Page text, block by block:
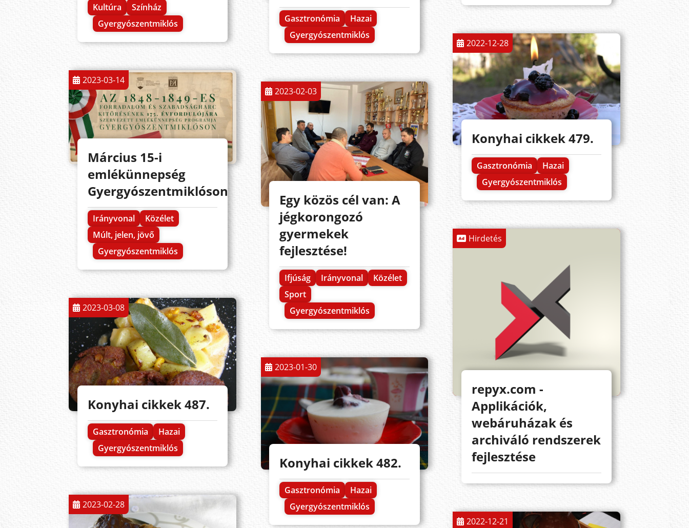
Kultúra
Színház
Gyergyószentmiklós
2023-03-14
Március 15-i
emlékünnepség
Gyergyószentmiklóson
Irányvonal
Közélet
Múlt, jelen, jövő
Gyergyószentmiklós
2023-03-08
Konyhai cikkek 487.
Gasztronómia
Hazai
Gyergyószentmiklós
2023-02-28
Gasztronómia
Hazai
Gyergyószentmiklós
2023-02-03
Egy közös cél van: A
jégkorongozó
gyermekek
fejlesztése!
Ifjúság Irányvonal
Közélet
Sport
Gyergyószentmiklós
2023-01-30
Konyhai cikkek 482.
Gasztronómia
Hazai
Gyergyószentmiklós
2022-12-28
Konyhai cikkek 479.
Gasztronómia
Hazai
Gyergyószentmiklós
Hirdetés
repyx.com -
Applikációk,
webáruházak és
archiváló rendszerek
fejlesztése
2022-12-21